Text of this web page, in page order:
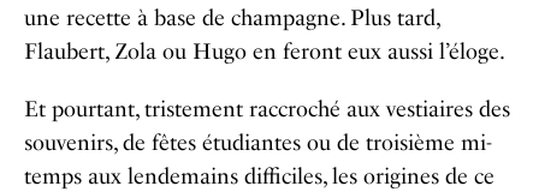
une recette à base de champagne. Plus tard,
Flaubert, Zola ou Hugo en feront eux aussi l’éloge.
Et pourtant, tristement raccroché aux vestiaires des
souvenirs, de fêtes étudiantes ou de troisième mi-
temps aux lendemains difficiles, les origines de ce